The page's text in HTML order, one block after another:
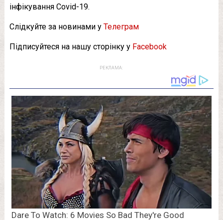
інфікування Covid-19.
Слідкуйте за новинами у Телеграм
Підписуйтеся на нашу сторінку у Facebook
РЕКЛАМА: